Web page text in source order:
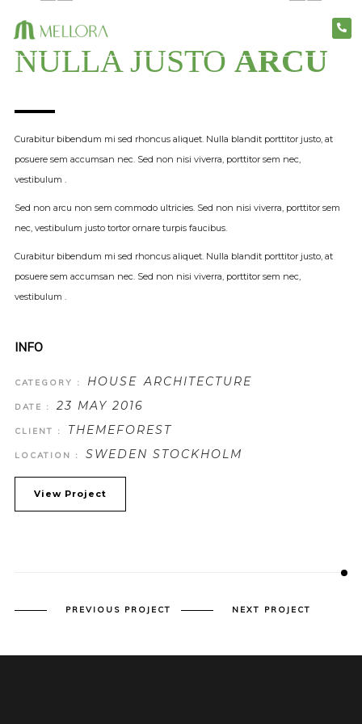
NULLA JUSTO ARCU
Curabitur bibendum mi sed rhoncus aliquet. Nulla blandit porttitor justo, at
posuere sem accumsan nec. Sed non nisi viverra, porttitor sem nec,
vestibulum .
Sed non arcu non sem commodo ultricies. Sed non nisi viverra, porttitor sem
nec, vestibulum justo tortor ornare turpis faucibus.
Curabitur bibendum mi sed rhoncus aliquet. Nulla blandit porttitor justo, at
posuere sem accumsan nec. Sed non nisi viverra, porttitor sem nec,
vestibulum .
INFO
CATEGORY : HOUSE ARCHITECTURE
DATE : 23 MAY 2016
CLIENT : THEMEFOREST
LOCATION : SWEDEN STOCKHOLM
View Project
PREVIOUS PROJECT NEXT PROJECT